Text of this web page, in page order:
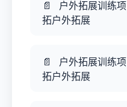
户外拓展训练
拓户外拓展
户外拓展训练
拓户外拓展